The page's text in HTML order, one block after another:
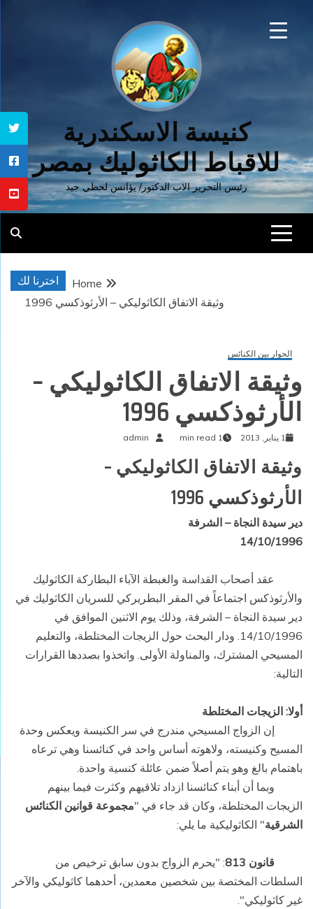
كنيسة الاسكندرية
للاقباط الكاثوليك بمصر
رئيس التحرير الاب الدكتور/ يؤانس لحظي جيد
اخترنا لك
Home
وثيقة الاتفاق الكاثوليكي – الأرثوذكسي 1996
الحوار بين الكنائس
وثيقة الاتفاق الكاثوليكي –
الأرثوذكسي 1996
1 يناير, 2013 1 min read
admin
وثيقة الاتفاق الكاثوليكي –
الأرثوذكسي 1996
دير سيدة النجاة – الشرفة
14/10/1996
عقد أصحاب القداسة والغبطة الآباء البطاركة الكاثوليك
والأرثوذكس اجتماعاً في المقر البطريركي للسريان الكاثوليك في
دير سيدة النجاة – الشرفة، وذلك يوم الاثنين الموافق في
14/10/1996. ودار البحث حول الزيجات المختلطة، والتعليم
المسيحي المشترك، والمناولة الأولى. واتخذوا بصددها القرارات
التالية:
أولا: الزيجات المختلطة
إن الزواج المسيحي مندرج في سر الكنيسة ويعكس وحدة
المسيح وكنيسته، ولاهوته أساس واحد في كنائسنا وهي ترعاه
باهتمام بالغ وهو يتم أصلاً ضمن عائلة كنسية واحدة.
وبما أن أبناء كنائسنا ازداد تلاقيهم وكثرت فيما بينهم
الزيجات المختلطة، وكان قد جاء في "مجموعة قوانين الكنائس
الشرقية" الكاثوليكية ما يلي:
قانون 813
: "يحرم الزواج بدون سابق ترخيص من
السلطات المختصة بين شخصين معمدين، أحدهما كاثوليكي والآخر
غير كاثوليكي".